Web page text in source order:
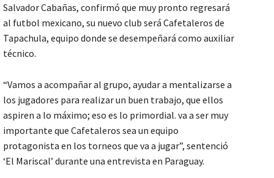
Salvador Cabañas, confirmó que muy pronto regresará
al futbol mexicano, su nuevo club será Cafetaleros de
Tapachula, equipo donde se desempeñará como auxiliar
técnico.
“Vamos a acompañar al grupo, ayudar a mentalizarse a
los jugadores para realizar un buen trabajo, que ellos
aspiren a lo máximo; eso es lo primordial. va a ser muy
importante que Cafetaleros sea un equipo
protagonista en los torneos que va a jugar”, sentenció
‘El Mariscal’ durante una entrevista en Paraguay.